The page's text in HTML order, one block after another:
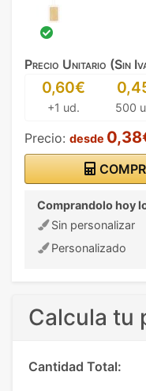
Precio Unitario (Sin
0,60€
+1 ud. 500
Precio: desde
Comprandolo hoy
Sin personalizar
Personalizado
Calcula tu
Cantidad Total: